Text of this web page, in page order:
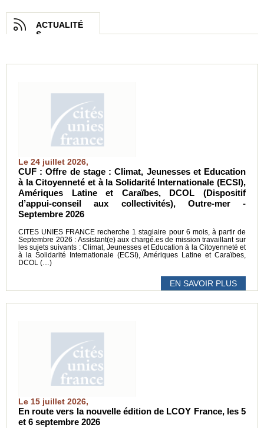
ACTUALITÉ
S
Le 24 juillet 2026,
CUF : Offre de stage : Climat, Jeunesses et Education
à la Citoyenneté et à la Solidarité Internationale (ECSI),
Amériques Latine et Caraïbes, DCOL (Dispositif
d’appui-conseil aux collectivités), Outre-mer -
Septembre 2026
CITES UNIES FRANCE recherche 1 stagiaire pour 6 mois, à partir de
Septembre 2026 : Assistant(e) aux chargé.es de mission travaillant sur
les sujets suivants : Climat, Jeunesses et Education à la Citoyenneté et
à la Solidarité Internationale (ECSI), Amériques Latine et Caraïbes,
DCOL (…)
EN SAVOIR PLUS
Le 15 juillet 2026,
En route vers la nouvelle édition de LCOY France, les 5
et 6 septembre 2026